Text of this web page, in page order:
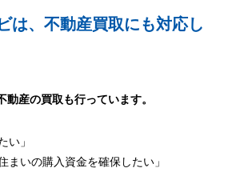
は、不動産買取にも対応し
産の買取も行っています。
い」
まいの購入資金を確保したい」